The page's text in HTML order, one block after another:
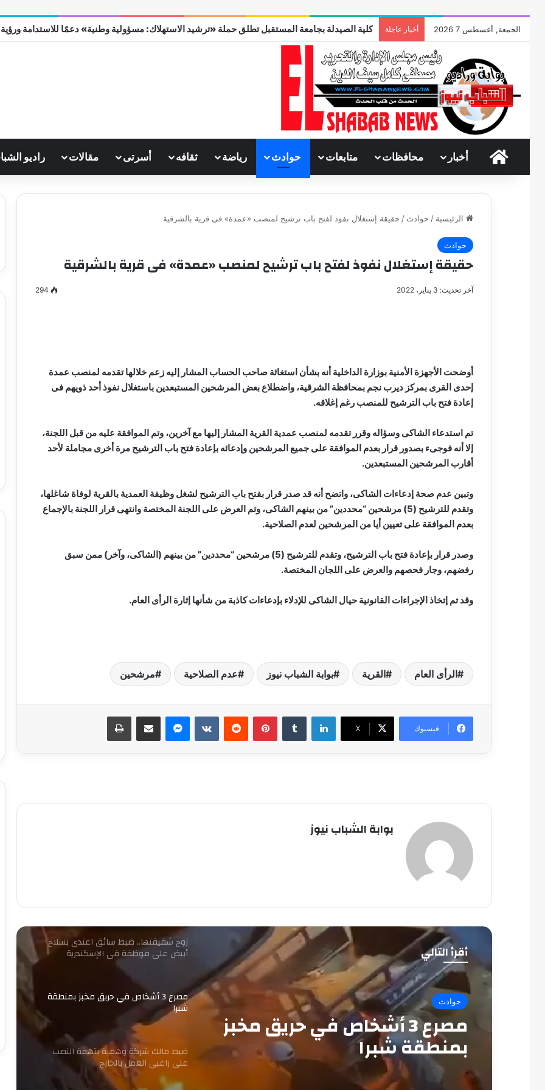
الجمعة, أغسطس 7 2026 أخبار عاجلة كلية الصيدلة بجامعة المستقبل تطلق حملة «ترشيد الاستهلاك: مسؤولية وطنية» دعمًا للاستدامة ورؤية مصر
الرئيسية
أخبار محافظات متابعات حوادث رياضة ثقافه أسرتى مقالات راديو
الرئيسية / حوادث / حقيقة إستغلال نفوذ لفتح باب ترشيح لمنصب «عمدة» فى قرية بالشرقية
حوادث
حقيقة إستغلال نفوذ لفتح باب ترشيح لمنصب «عمدة» فى قرية بالشرقية
آخر تحديث: 3 يناير، 2022 294
أوضحت الأجهزة الأمنية بوزارة الداخلية أنه بشأن استغاثة صاحب الحساب المشار إليه زعم خلالها تقدمه لمنصب عمدة
إحدى القرى بمركز ديرب نجم بمحافظة الشرقية، واضطلاع بعض المرشحين المستبعدين باستغلال نفوذ أحد ذويهم فى
إعادة فتح باب الترشيح للمنصب رغم إغلاقه.
تم استدعاء الشاكى وسؤاله وقرر تقدمه لمنصب عمدية القرية المشار إليها مع آخرين، وتم الموافقة عليه من قبل اللجنة،
إلا أنه فوجىء بصدور قرار بعدم الموافقة على جميع المرشحين وإدعائه بإعادة فتح باب الترشيح مرة أخرى مجاملة لأحد
أقارب المرشحين المستبعدين.
وتبين عدم صحة إدعاءات الشاكى، واتضح أنه قد صدر قرار بفتح باب الترشيح لشغل وظيفة العمدية بالقرية لوفاة شاغلها،
وتقدم للترشيح (5) مرشحين “محددين” من بينهم الشاكى، وتم العرض على اللجنة المختصة وانتهى قرار اللجنة بالإجماع
بعدم الموافقة على تعيين أيا من المرشحين لعدم الصلاحية.
وصدر قرار بإعادة فتح باب الترشيح، وتقدم للترشيح (5) مرشحين “محددين” من بينهم (الشاكى، وآخر) ممن سبق
رفضهم، وجار فحصهم والعرض على اللجان المختصة.
وقد تم إتخاذ الإجراءات القانونية حيال الشاكى للإدلاء بإدعاءات كاذبة من شأنها إثارة الرأى العام.
الرأى العام القرية بوابة الشباب نيوز عدم الصلاحية مرشحين
فيسبوك ‫X
لينكدإن بينتيريست ماسنجر مشاركة عبر البريد طباعة
بوابة الشباب نيوز
أقرأ التالي
حوادث
مصرع 3 أشخاص في حريق مخبز
بمنطقة شبرا
حبس سائق توك توك تحرش بفتاة في
كشف ملابسات ادعاء شخص باختطافه من
آخرين
زوج شقيقتها.. ضبط سائق اعتدى بسلاح
أبيض على موظفة في الإسكندرية
مصرع 3 أشخاص في حريق مخبز بمنطقة
شبرا
ضبط مالك شركة وهمية بتهمة النصب
على راغبي العمل بالخارج
سيف
الدين
….
يكتب
عطوه
كليوباترا
مصطفى كامل سيف الدين …. يكتب
مايسه عطوه كليوباترا القرن 21
سيف
….
جديدمصطفى كامل سيف الدين …. يكتب
ميلاد جديد